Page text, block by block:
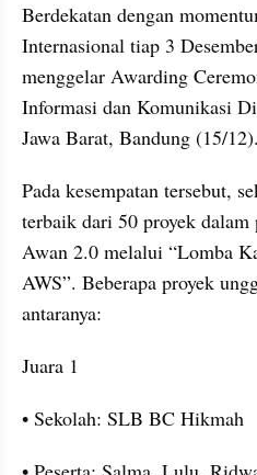
Berdekatan dengan
Internasional tiap 3
menggelar Awarding
Informasi dan Komunikasi
Jawa Barat, Bandung (15/12).
Pada kesempatan tersebut,
terbaik dari 50 proyek
Awan 2.0 melalui “Lomba
AWS”. Beberapa proyek
antaranya:
Juara 1
• Sekolah: SLB BC Hikmah